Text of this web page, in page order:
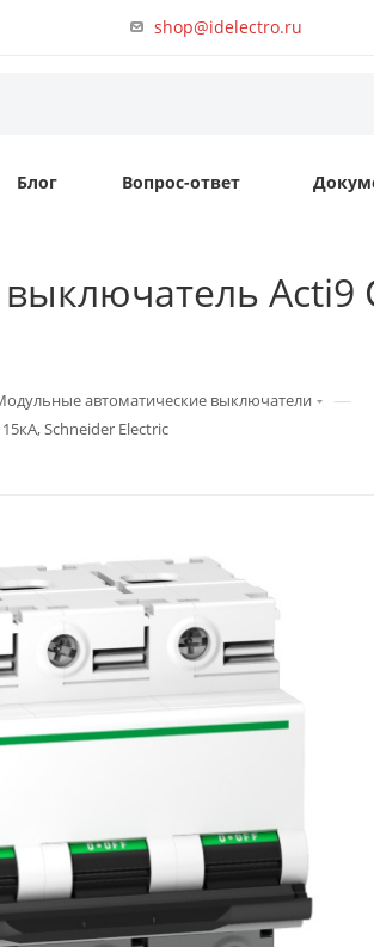
shop@idelectro.ru
Блог Вопрос-ответ
Acti9
автоматические выключатели —
Schneider Electric